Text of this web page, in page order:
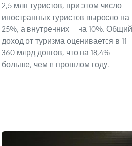
2,5 млн туристов, при этом число
иностранных туристов выросло на
25%, а внутренних — на 10%. Общий
доход от туризма оценивается в 11
360 млрд донгов, что на 18,4%
больше, чем в прошлом году.